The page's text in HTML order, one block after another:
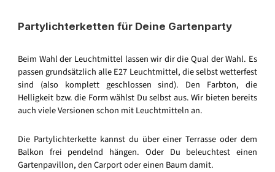
Partylichterketten für Deine Gartenparty
Beim Wahl der Leuchtmittel lassen wir dir die Qual der Wahl. Es
passen grundsätzlich alle E27 Leuchtmittel, die selbst wetterfest
sind (also komplett geschlossen sind). Den Farbton, die
Helligkeit bzw. die Form wählst Du selbst aus. Wir bieten bereits
auch viele Versionen schon mit Leuchtmitteln an.
Die Partylichterkette kannst du über einer Terrasse oder dem
Balkon frei pendelnd hängen. Oder Du beleuchtest einen
Gartenpavillon, den Carport oder einen Baum damit.